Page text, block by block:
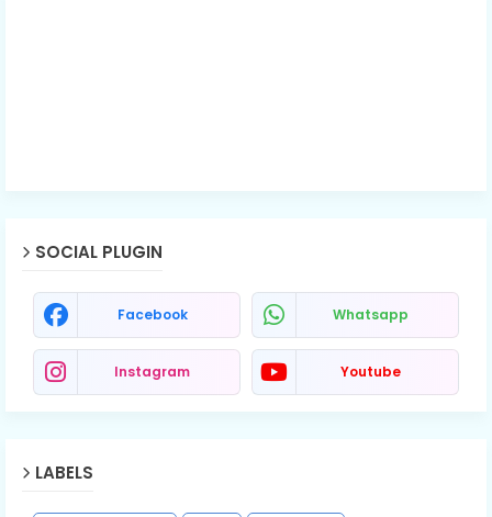
SOCIAL PLUGIN
Facebook Whatsapp
Instagram Youtube
LABELS